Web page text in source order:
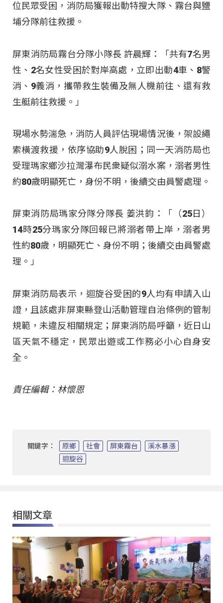
位民眾受困，消防局獲報出動特搜大隊、霧台與鹽
埔分隊前往救援。
屏東消防局霧台分隊小隊長 許晨輝：「共有7名男
性、2名女性受困於對岸高處，立即出動4車、8警
消、9義消，攜帶救生裝備及無人機前往、還有救
生艇前往救援。」
現場水勢湍急，消防人員評估現場情況後，架設繩
索橫渡救援，依序協助9人脫困；同一天消防局也
受理瑪家鄉沙拉灣瀑布民衆疑似溺水案，溺者男性
約80歲明顯死亡，身份不明，後續交由員警處理。
屏東消防局瑪家分隊分隊長 姜洪鈞：「（25日）
14時25分瑪家分隊回報已將溺者帶上岸，溺者男
性約80歲，明顯死亡、身份不明；後續交由員警處
理。」
屏東消防局表示，迴旋谷受困的9人均有申請入山
證，且該處非屏東縣登山活動管理自治條例的管制
規範，未違反相關規定；屏東消防局呼籲，近日山
區天氣不穩定，民眾出遊或工作務必小心自身安
全。
責任編輯：林懷恩
關鍵字： 原鄉 社會 屏東霧台
溪水暴漲
迴旋谷
相關文章